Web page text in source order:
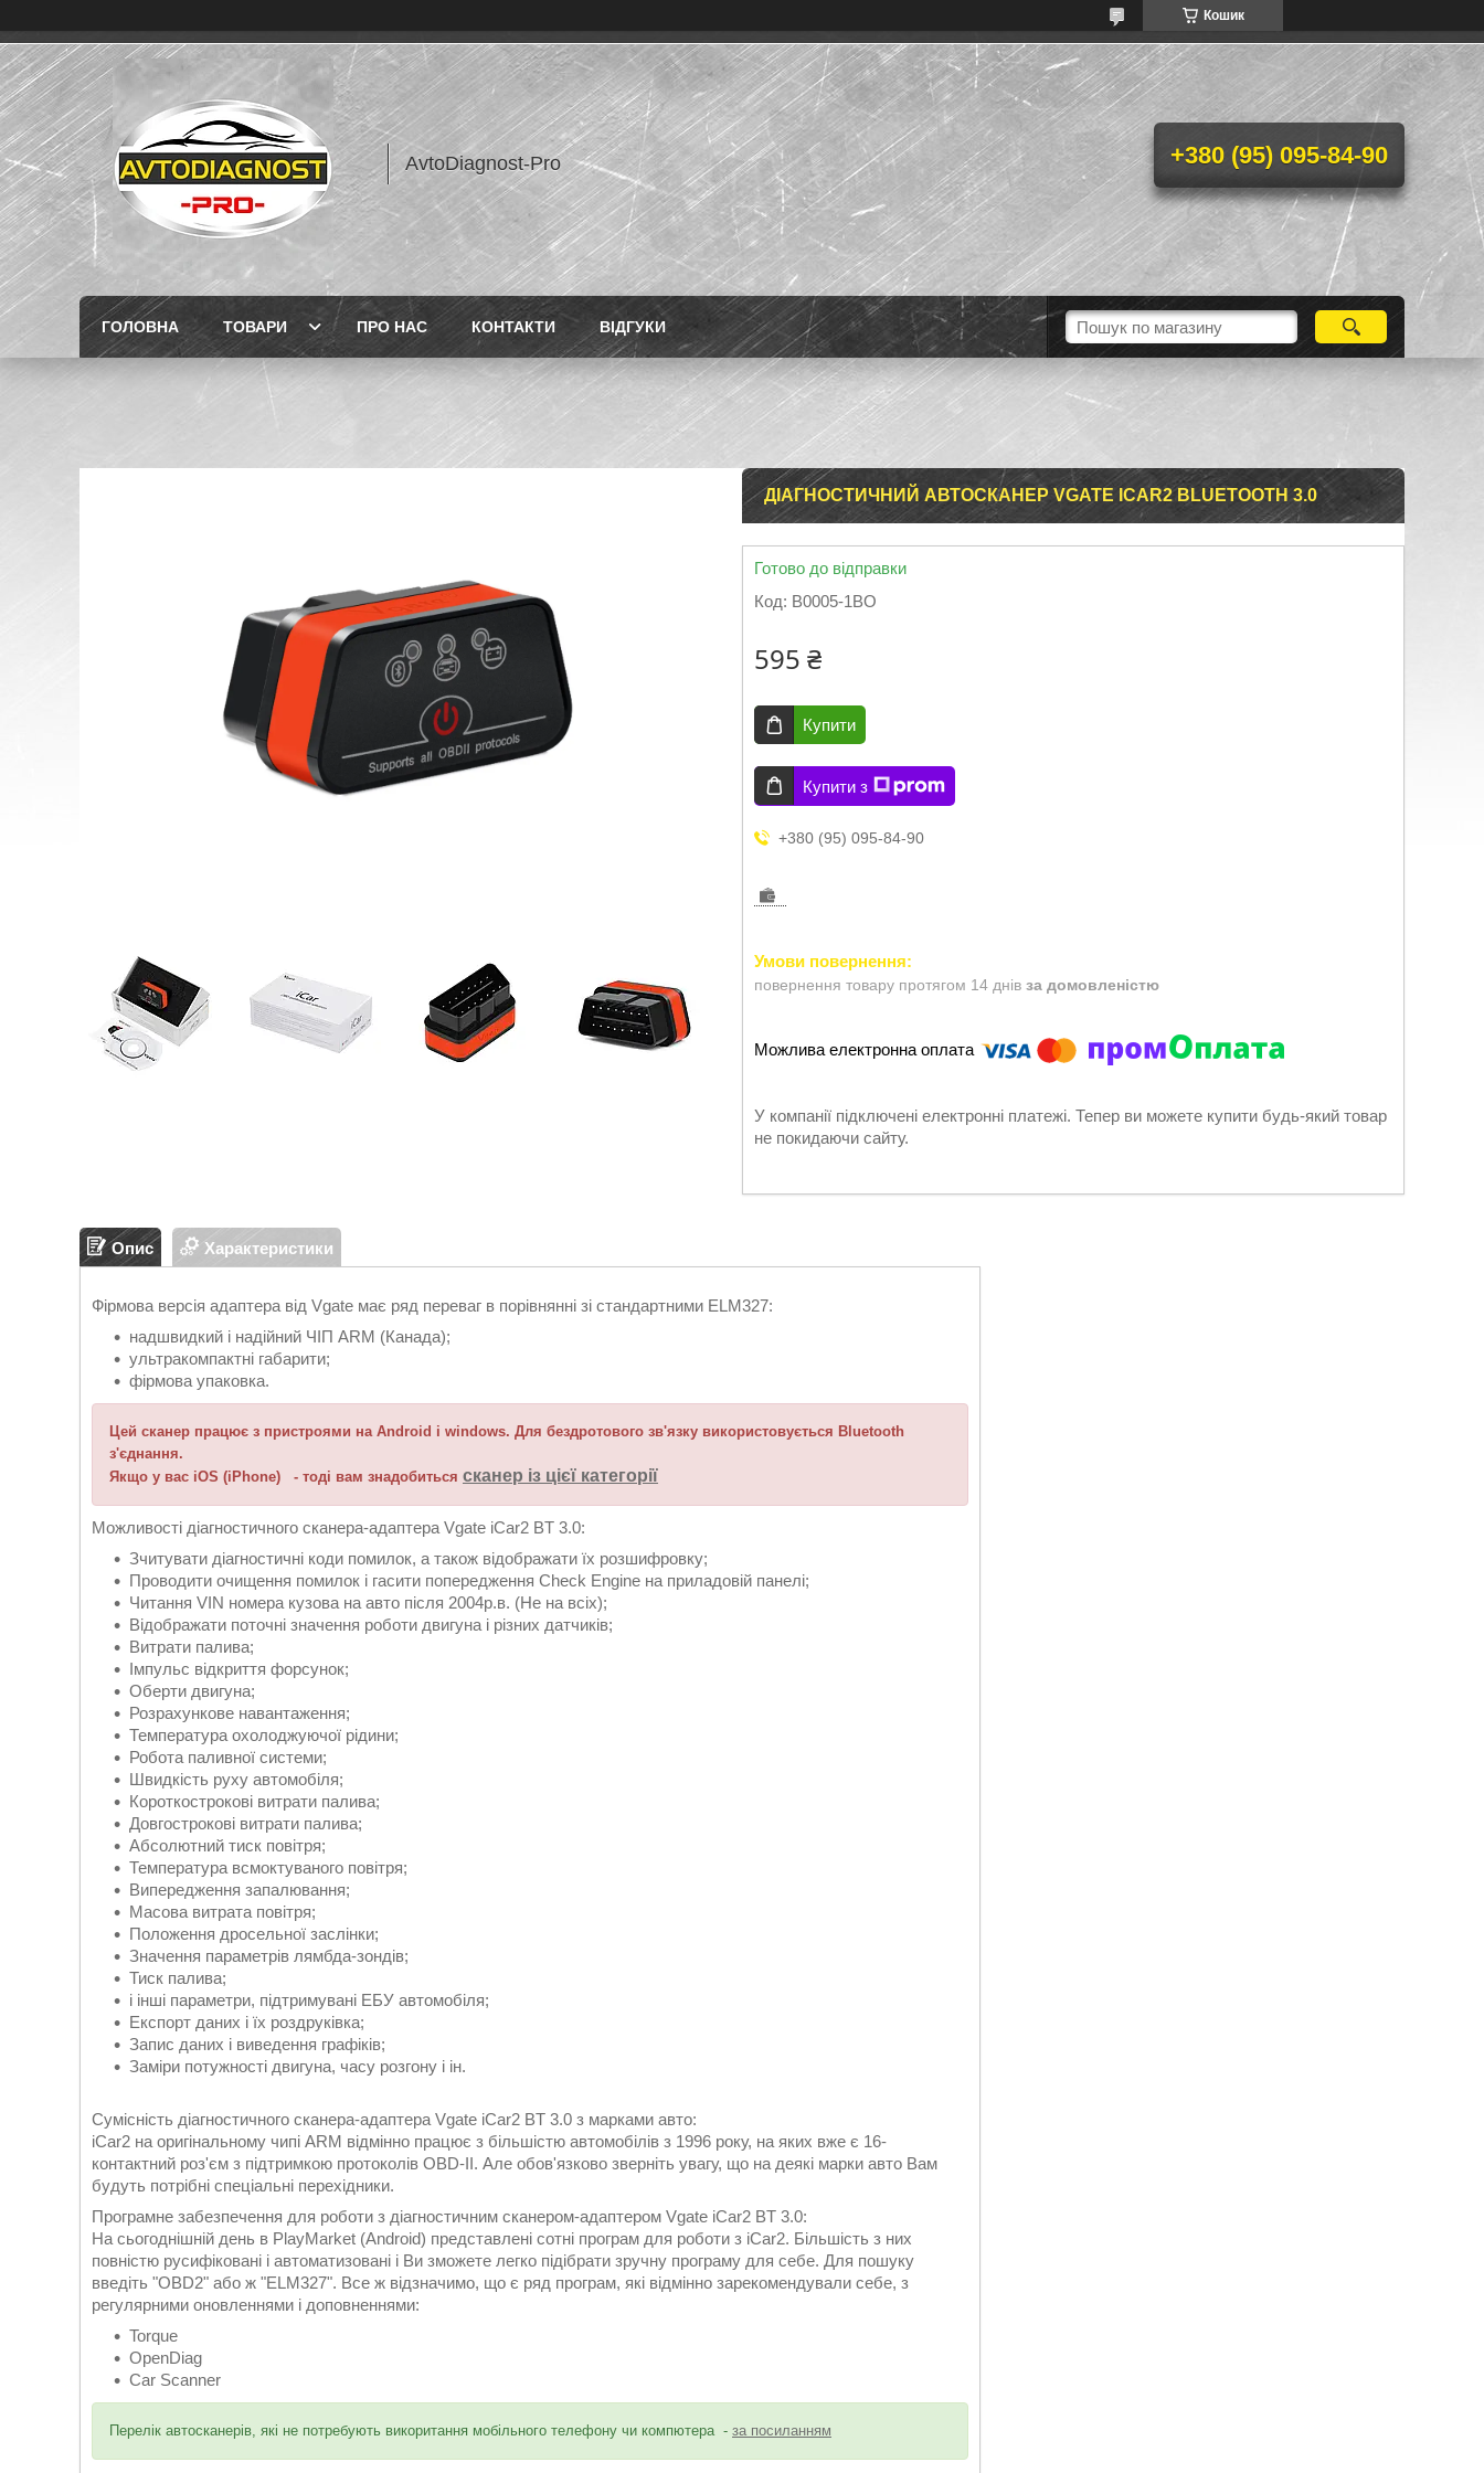
Кошик
AvtoDiagnost-Pro +380 (95) 095-84-90
ГОЛОВНА ТОВАРИ ПРО НАС КОНТАКТИ ВІДГУКИ
ДІАГНОСТИЧНИЙ АВТОСКАНЕР VGATE ICAR2 BLUETOOTH 3.0
Готово до відправки
Код: B0005-1BO
595 ₴
Купити
Купити з
+380 (95) 095-84-90
повернення товару протягом 14 днів за домовленістю
У компанії підключені електронні платежі. Тепер ви можете купити будь-який товар
не покидаючи сайту.
Опис Характеристики
Фірмова версія адаптера від Vgate має ряд переваг в порівнянні зі стандартними ELM327:
надшвидкий і надійний ЧІП ARM (Канада);
ультракомпактні габарити;
фірмова упаковка.
Цей сканер працює з пристроями на Android і windows. Для бездротового зв'язку використовується Bluetooth
з'єднання.
Якщо у вас iOS (iPhone) - тоді вам знадобиться сканер із цієї категорії
Можливості діагностичного сканера-адаптера Vgate iCar2 BT 3.0:
Зчитувати діагностичні коди помилок, а також відображати їх розшифровку;
Проводити очищення помилок і гасити попередження Check Engine на приладовій панелі;
Читання VIN номера кузова на авто після 2004р.в. (Не на всіх);
Відображати поточні значення роботи двигуна і різних датчиків;
Витрати палива;
Імпульс відкриття форсунок;
Оберти двигуна;
Розрахункове навантаження;
Температура охолоджуючої рідини;
Робота паливної системи;
Швидкість руху автомобіля;
Короткострокові витрати палива;
Довгострокові витрати палива;
Абсолютний тиск повітря;
Температура всмоктуваного повітря;
Випередження запалювання;
Масова витрата повітря;
Положення дросельної заслінки;
Значення параметрів лямбда-зондів;
Тиск палива;
і інші параметри, підтримувані ЕБУ автомобіля;
Експорт даних і їх роздруківка;
Запис даних і виведення графіків;
Заміри потужності двигуна, часу розгону і ін.
Сумісність діагностичного сканера-адаптера Vgate iCar2 BT 3.0 з марками авто:
iCar2 на оригінальному чипі ARM відмінно працює з більшістю автомобілів з 1996 року, на яких вже є 16-
контактний роз'єм з підтримкою протоколів OBD-II. Але обов'язково зверніть увагу, що на деякі марки авто Вам
будуть потрібні спеціальні перехідники.
Програмне забезпечення для роботи з діагностичним сканером-адаптером Vgate iCar2 BT 3.0:
На сьогоднішній день в PlayMarket (Android) представлені сотні програм для роботи з iCar2. Більшість з них
повністю русифіковані і автоматизовані і Ви зможете легко підібрати зручну програму для себе. Для пошуку
введіть "OBD2" або ж "ELM327". Все ж відзначимо, що є ряд програм, які відмінно зарекомендували себе, з
регулярними оновленнями і доповненнями:
Torque
OpenDiag
Car Scanner
Перелік автосканерів, які не потребують викоритання мобільного телефону чи компютера - за посиланням